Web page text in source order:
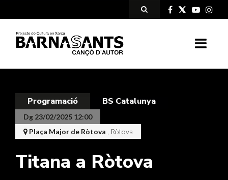
Programació BS Catalunya
Dg 23/02/2025 12:00
Plaça Major de Ròtova
, Ròtova
Titana a Ròtova